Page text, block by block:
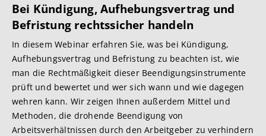
Bei Kündigung, Aufhebungsvertrag und
Befristung rechtssicher handeln
In diesem Webinar erfahren Sie, was bei Kündigung,
Aufhebungsvertrag und Befristung zu beachten ist, wie
man die Rechtmäßigkeit dieser Beendigungsinstrumente
prüft und bewertet und wer sich wann und wie dagegen
wehren kann. Wir zeigen Ihnen außerdem Mittel und
Methoden, die drohende Beendigung von
Arbeitsverhältnissen durch den Arbeitgeber zu verhindern